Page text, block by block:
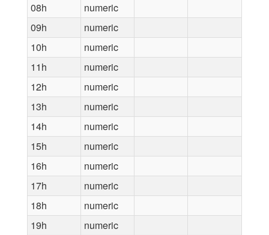
08h
numeric
09h
numeric
10h
numeric
11h
numeric
12h
numeric
13h
numeric
14h
numeric
15h
numeric
16h
numeric
17h
numeric
18h
numeric
19h
numeric